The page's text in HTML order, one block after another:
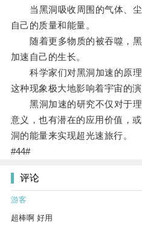
当黑洞吸收周围的气体、尘
自己的质量和能量。
随着更多物质的被吞噬，黑
加速自己的生长。
科学家们对黑洞加速的原理
这种现象极大地影响着宇宙的演
黑洞加速的研究不仅对于理
意义，也有潜在的应用价值，
洞的能量来实现超光速旅行。
#44#
评论
游客
超棒啊 好用